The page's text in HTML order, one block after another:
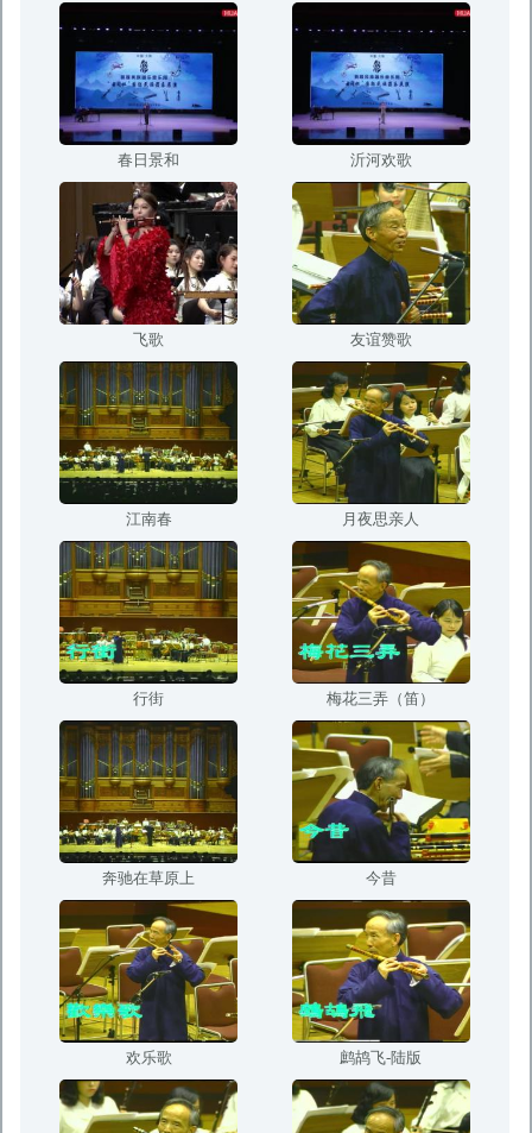
春日景和 沂河欢歌
飞歌 友谊赞歌
江南春 月夜思亲人
行街 梅花三弄（笛）
奔驰在草原上 今昔
欢乐歌 鹧鸪飞-陆版